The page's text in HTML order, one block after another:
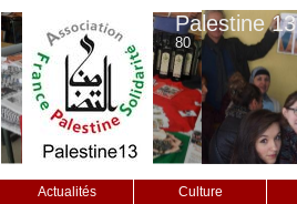
Palestine 13
80
Actualités Culture